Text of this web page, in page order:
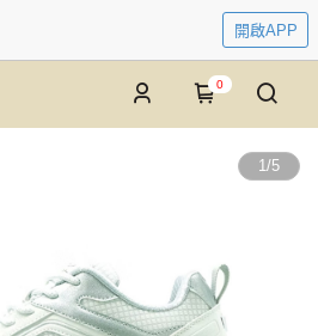
開啟APP
0
1/5